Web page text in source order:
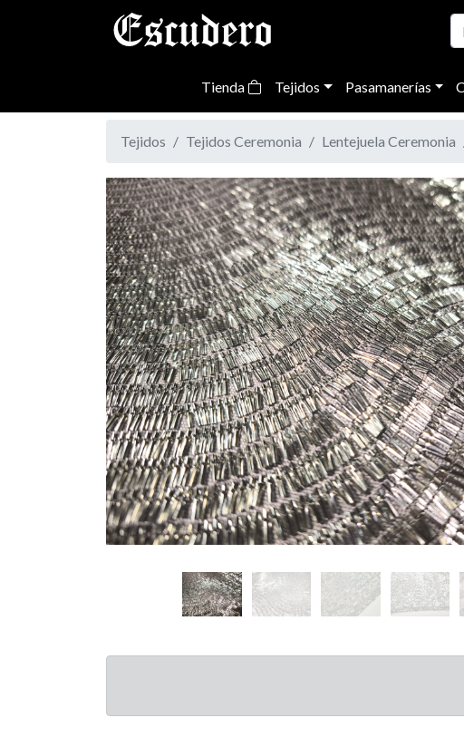
Tienda Tejidos Pasamanerías
Tejidos Tejidos Ceremonia Lentejuela Ceremonia
Previous